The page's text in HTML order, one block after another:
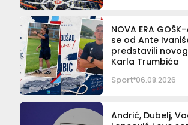
NOVA ERA
se od Ante
predstavili
Karla Trumbića
Sport 06.08.2026
Andrić, Dubelj,